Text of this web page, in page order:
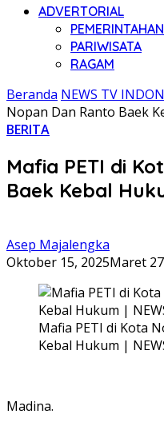
ADVERTORIAL
PEMERINTAHAN
PARIWISATA
RAGAM
Beranda NEWS TV
Nopan Dan Ranto Baek
BERITA
Mafia PETI di
Baek Kebal
Asep Majalengka
Oktober 15, 2025Maret
Mafia PETI di Kota
Kebal Hukum |
Madina.